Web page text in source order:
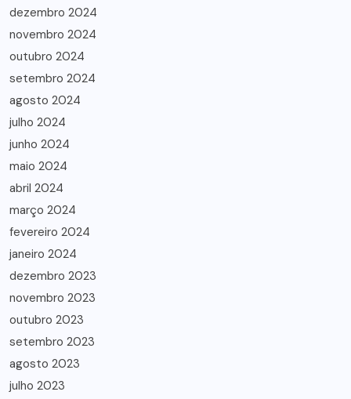
dezembro 2024
novembro 2024
outubro 2024
setembro 2024
agosto 2024
julho 2024
junho 2024
maio 2024
abril 2024
março 2024
fevereiro 2024
janeiro 2024
dezembro 2023
novembro 2023
outubro 2023
setembro 2023
agosto 2023
julho 2023